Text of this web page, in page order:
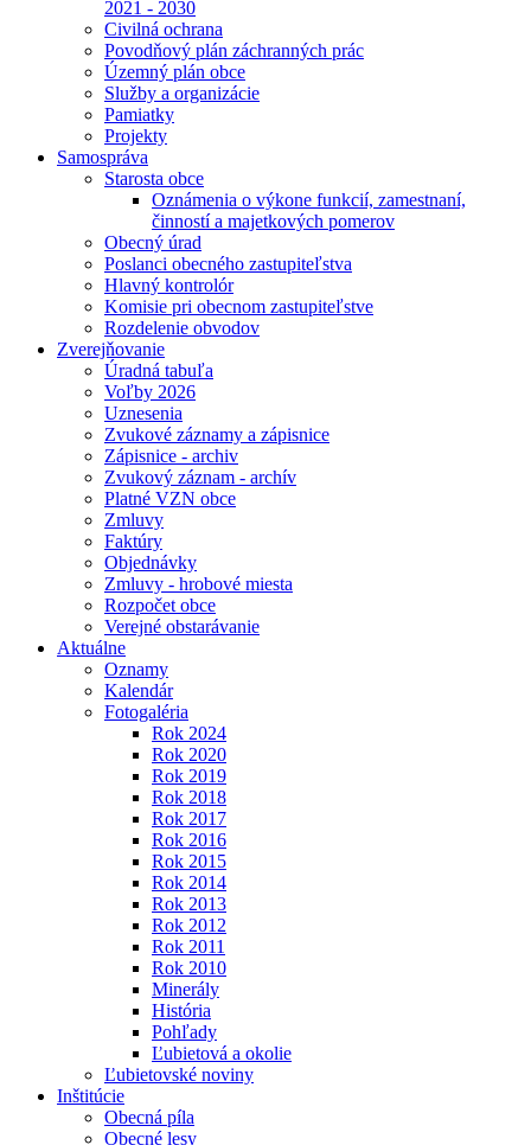
2021 - 2030
Civilná ochrana
Povodňový plán záchranných prác
Územný plán obce
Služby a organizácie
Pamiatky
Projekty
Samospráva
Starosta obce
Oznámenia o výkone funkcií, zamestnaní,
činností a majetkových pomerov
Obecný úrad
Poslanci obecného zastupiteľstva
Hlavný kontrolór
Komisie pri obecnom zastupiteľstve
Rozdelenie obvodov
Zverejňovanie
Úradná tabuľa
Voľby 2026
Uznesenia
Zvukové záznamy a zápisnice
Zápisnice - archiv
Zvukový záznam - archív
Platné VZN obce
Zmluvy
Faktúry
Objednávky
Zmluvy - hrobové miesta
Rozpočet obce
Verejné obstarávanie
Aktuálne
Oznamy
Kalendár
Fotogaléria
Rok 2024
Rok 2020
Rok 2019
Rok 2018
Rok 2017
Rok 2016
Rok 2015
Rok 2014
Rok 2013
Rok 2012
Rok 2011
Rok 2010
Minerály
História
Pohľady
Ľubietová a okolie
Ľubietovské noviny
Inštitúcie
Obecná píla
Obecné lesy